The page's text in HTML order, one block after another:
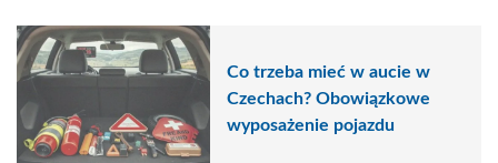
Co trzeba mieć w aucie w
Czechach? Obowiązkowe
wyposażenie pojazdu